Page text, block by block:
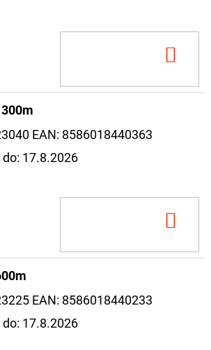
EAN: 8586018440363
17.8.2026
EAN: 8586018440233
17.8.2026